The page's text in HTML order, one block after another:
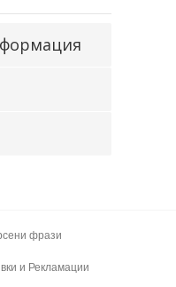
фрази
и Рекламации